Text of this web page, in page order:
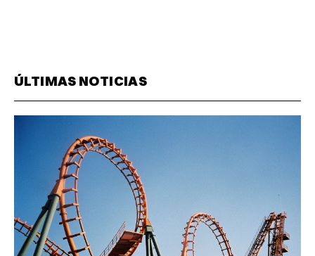
ÚLTIMAS NOTICIAS